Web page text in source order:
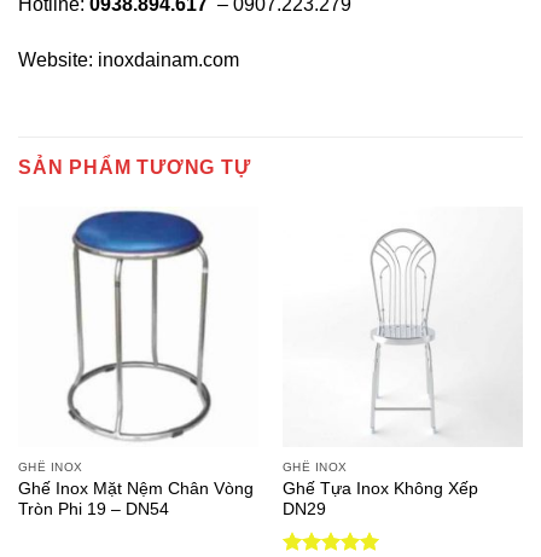
Hotline: 0938.894.617 – 0907.223.279
Website: inoxdainam.com
SẢN PHẨM TƯƠNG TỰ
GHẾ INOX
Ghế Inox Mặt Nệm Chân Vòng
Tròn Phi 19 – DN54
GHẾ INOX
Ghế Tựa Inox Không Xếp
DN29